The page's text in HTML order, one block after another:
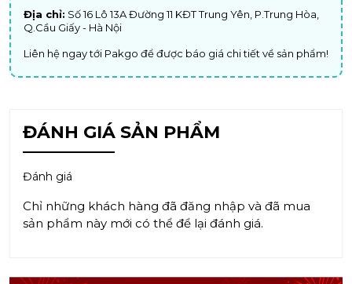
Địa chỉ: Số 16 Lô 13A Đường 11 KĐT Trung Yên, P.Trung Hòa,
Q.Cầu Giấy - Hà Nội
Liên hệ ngay tới Pakgo để được báo giá chi tiết về sản phẩm!
ĐÁNH GIÁ SẢN PHẨM
Đánh giá
Chỉ những khách hàng đã đăng nhập và đã mua
sản phẩm này mới có thể để lại đánh giá.